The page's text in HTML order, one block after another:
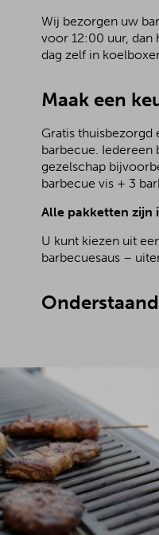
Wij bezorgen uw
voor 12:00 uur, dan
dag zelf in
Maak een
Gratis thuisbezorgd
barbecue. Iedereen
gezelschap
barbecue vis + 3
Alle pakketten zijn
U kunt kiezen uit
barbecuesaus –